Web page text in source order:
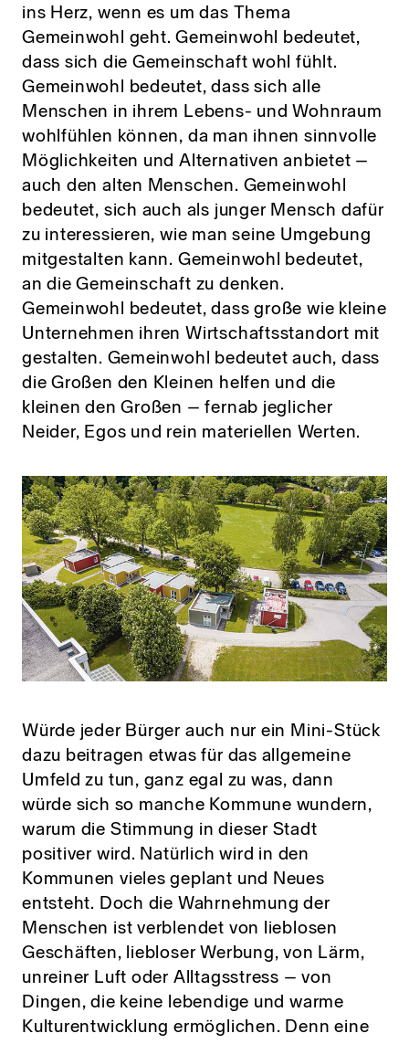
ins Herz, wenn es um das Thema
Gemeinwohl geht. Gemeinwohl bedeutet,
dass sich die Gemeinschaft wohl fühlt.
Gemeinwohl bedeutet, dass sich alle
Menschen in ihrem Lebens- und Wohnraum
wohlfühlen können, da man ihnen sinnvolle
Möglichkeiten und Alternativen anbietet –
auch den alten Menschen. Gemeinwohl
bedeutet, sich auch als junger Mensch dafür
zu interessieren, wie man seine Umgebung
mitgestalten kann. Gemeinwohl bedeutet,
an die Gemeinschaft zu denken.
Gemeinwohl bedeutet, dass große wie kleine
Unternehmen ihren Wirtschaftsstandort mit
gestalten. Gemeinwohl bedeutet auch, dass
die Großen den Kleinen helfen und die
kleinen den Großen – fernab jeglicher
Neider, Egos und rein materiellen Werten.
Würde jeder Bürger auch nur ein Mini-Stück
dazu beitragen etwas für das allgemeine
Umfeld zu tun, ganz egal zu was, dann
würde sich so manche Kommune wundern,
warum die Stimmung in dieser Stadt
positiver wird. Natürlich wird in den
Kommunen vieles geplant und Neues
entsteht. Doch die Wahrnehmung der
Menschen ist verblendet von lieblosen
Geschäften, liebloser Werbung, von Lärm,
unreiner Luft oder Alltagsstress – von
Dingen, die keine lebendige und warme
Kulturentwicklung ermöglichen. Denn eine